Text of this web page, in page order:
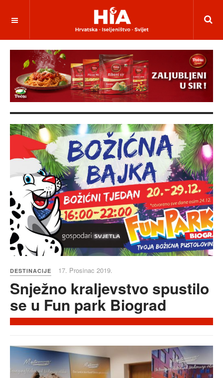
DESTINACIJE 17. Prosinac 2019.
Snježno kraljevstvo spustilo
se u Fun park Biograd